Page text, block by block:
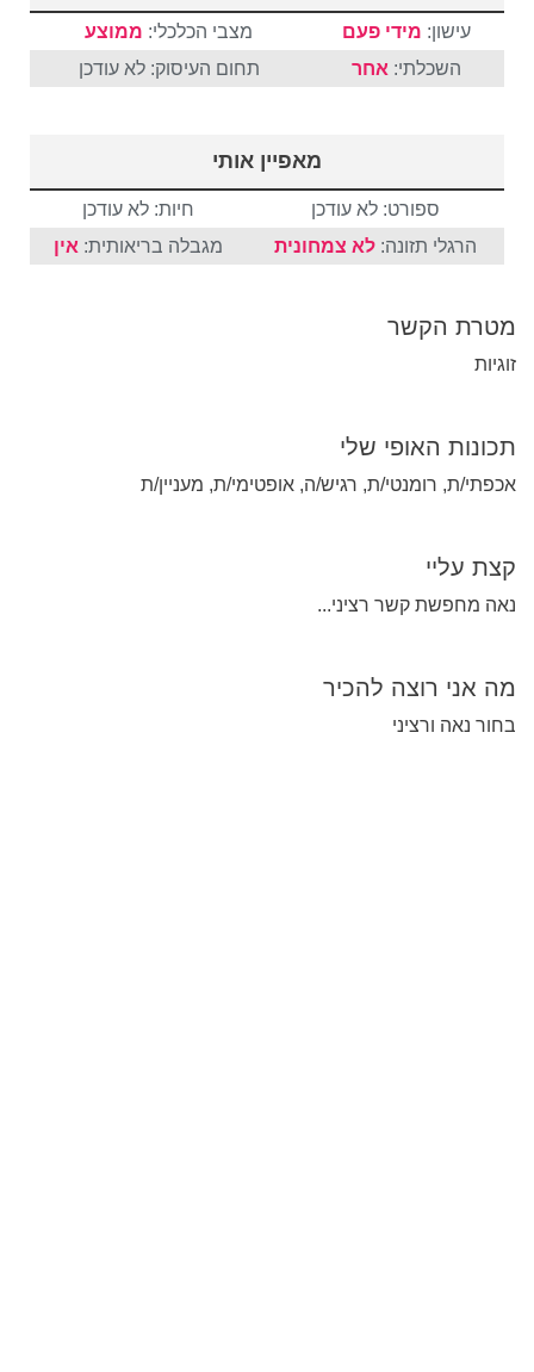
עישון: מידי פעם מצבי הכלכלי: ממוצע
השכלתי: אחר תחום העיסוק: לא עודכן
מאפיין אותי
ספורט: לא עודכן
חיות: לא עודכן
הרגלי תזונה: לא צמחונית מגבלה בריאותית: אין
מטרת הקשר
זוגיות
תכונות האופי שלי
אכפתי/ת, רומנטי/ת, רגיש/ה, אופטימי/ת, מעניין/ת
קצת עליי
נאה מחפשת קשר רציני...
מה אני רוצה להכיר
בחור נאה ורציני